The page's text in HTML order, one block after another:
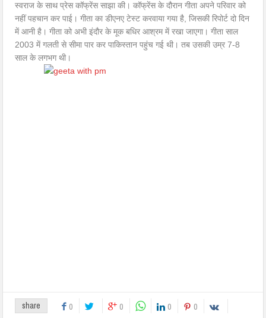
स्वराज के साथ प्रेस कॉफ्रेंस साझा की। कॉफ्रेंस के दौरान गीता अपने परिवार को
नहीं पहचान कर पाई। गीता का डीएनए टेस्ट करवाया गया है, जिसकी रिपोर्ट दो दिन
में आनी है। गीता को अभी इंदौर के मूक बधिर आश्रम में रखा जाएगा। गीता साल
2003 में गलती से सीमा पार कर पाकिस्तान पहुंच गई थी। तब उसकी उम्र 7-8
साल के लगभग थी।
share 0 0 0 0